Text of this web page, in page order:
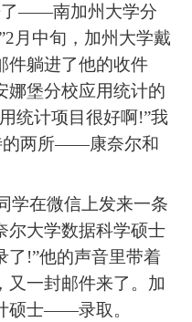
——南加州大学分
月中旬，加州大学戴
件躺进了他的收件
娜堡分校应用统计的
统计项目很好啊!”我
的两所——康奈尔和
在微信上发来一条
尔大学数据科学硕士
!”他的声音里带着
又一封邮件来了。加
硕士——录取。